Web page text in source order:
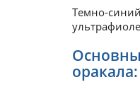
Темно-
оракала: